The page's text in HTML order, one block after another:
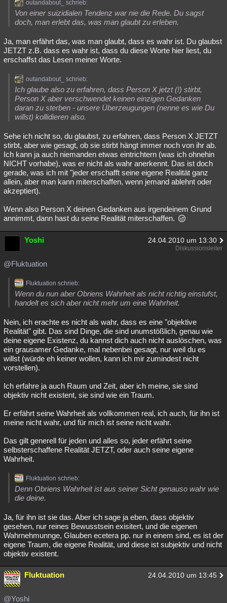
outandabout_ schrieb:
Von einer suizidialen Tendenz war nie die Rede. Du sagst
doch, man erlebt das, was man glaubt zu erleben.
Ja, man erfährt das, was man glaubt, dass es wahr ist. Du glaubst
JETZT z.B. dass es wahr ist, dass du diese Worte hier liest, du
erschaffst das Lesen meiner Worte.
outandabout_ schrieb:
Ich glaube also zu erfahren, dass Person X jetzt (!) stirbt,
Person X aber verschwendet keinen einzigen Gedanken
daran zu sterben - unsere Überzeugungen (nenne es wie Du
willst) kollidieren also.
Sehe ich nicht so, du glaubst, zu erfahren, dass Person X JETZT
stirbt, aber wie gesagt, ob sie stirbt hängt immer noch von ihr ab.
Ich kann ja auch niemanden etwas eintrichtern (was ich ohnehin
NICHT vorhabe), was er nicht als wahr anerkennt. Das ist doch
gerade, was ich mit "jeder erschafft seine eigene Realität ganz
allein, aber man kann miterschaffen, wenn jemand ablehnt oder
akzeptiert).
Wenn also Person X deinen Gedanken aus irgendeinem Grund
annimmt, dann hast du seine Realität miterschaffen.
Yoshi 24.04.2010 um 13:30
Diskussionsleiter
@Fluktuation
Fluktuation schrieb:
Wenn du nun aber Obriens Wahrheit als nicht richtig einstufst,
handelt es sich aber nicht mehr um eine Wahrheit.
Nein, ich erachte es nicht als wahr, dass es eine "objektive
Realität" gibt. Das sind Dinge, die sind unumstößlich, genau wie
deine eigene Existenz, du kannst dich auch nicht auslöschen, was
ein grausamer Gedanke, mal nebenbei gesagt, nur weil du es
willst (würde eh keiner wollen, kann ich mir zumindest nicht
vorstellen).
Ich erfahre ja auch Raum und Zeit, aber ich meine, sie sind
objektiv nicht existent, sie sind wie ein Traum.
Er erfährt seine Wahrheit als vollkommen real, ich auch, für ihn ist
meine nicht wahr, und für mich ist seine nicht wahr.
Das gilt generell für jeden und alles so, jeder erfährt seine
selbsterschaffene Realität JETZT, oder auch seine eigene
Wahrheit.
Fluktuation schrieb:
Denn Obriens Wahrheit ist aus seiner Sicht genauso wahr wie
die deine.
Ja, für ihn ist sie das. Aber ich sage ja eben, dass objektiv
gesehen, nur reines Bewusstsein exisitert, und die eigenen
Wahrnehmunnge, Glauben ecetera pp. nur in einem sind, es ist der
eigene Traum, die eigene Realität, und diese ist subjektiv und nicht
objektiv existent.
Fluktuation 24.04.2010 um 13:45
@Yoshi